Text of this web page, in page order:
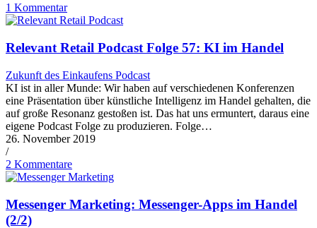
1 Kommentar
Relevant Retail Podcast Folge 57: KI im Handel
Zukunft des Einkaufens Podcast
KI ist in aller Munde: Wir haben auf verschiedenen Konferenzen
eine Präsentation über künstliche Intelligenz im Handel gehalten, die
auf große Resonanz gestoßen ist. Das hat uns ermuntert, daraus eine
eigene Podcast Folge zu produzieren. Folge…
26. November 2019
/
2 Kommentare
Messenger Marketing: Messenger-Apps im Handel
(2/2)